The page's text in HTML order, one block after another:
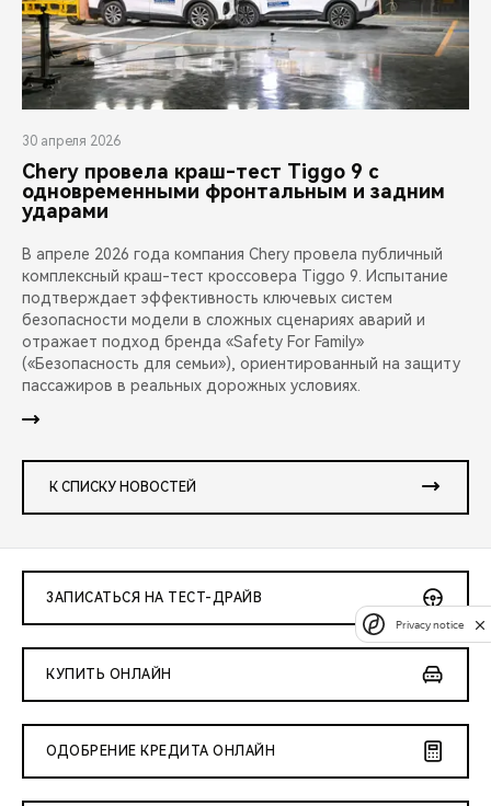
30 апреля 2026
Chery провела краш-тест Tiggo 9 с
одновременными фронтальным и задним
ударами
В апреле 2026 года компания Chery провела публичный
комплексный краш-тест кроссовера Tiggo 9. Испытание
подтверждает эффективность ключевых систем
безопасности модели в сложных сценариях аварий и
отражает подход бренда «Safety For Family»
(«Безопасность для семьи»), ориентированный на защиту
пассажиров в реальных дорожных условиях.
К СПИСКУ НОВОСТЕЙ
ЗАПИСАТЬСЯ НА ТЕСТ-ДРАЙВ
КУПИТЬ ОНЛАЙН
ОДОБРЕНИЕ КРЕДИТА ОНЛАЙН
Privacy notice